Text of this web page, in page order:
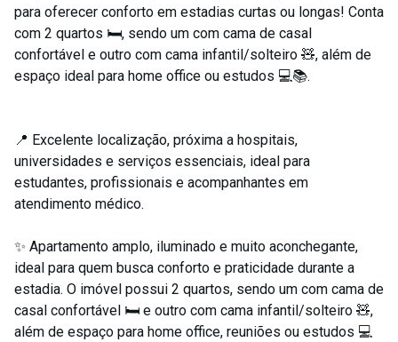
para oferecer conforto em estadias curtas ou longas! Conta
com 2 quartos 🛏️, sendo um com cama de casal
confortável e outro com cama infantil/solteiro 🧸, além de
espaço ideal para home office ou estudos 💻📚.
📍 Excelente localização, próxima a hospitais,
universidades e serviços essenciais, ideal para
estudantes, profissionais e acompanhantes em
atendimento médico.
✨ Apartamento amplo, iluminado e muito aconchegante,
ideal para quem busca conforto e praticidade durante a
estadia. O imóvel possui 2 quartos, sendo um com cama de
casal confortável 🛏️ e outro com cama infantil/solteiro 🧸,
além de espaço para home office, reuniões ou estudos 💻